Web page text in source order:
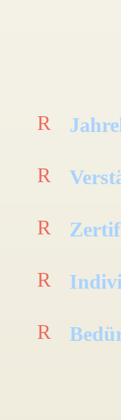
R
R
R
R
R